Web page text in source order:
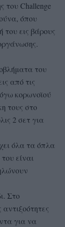
του Challenge
όπου
του εις βάρους
του
από τις
κορωνοϊού
τους στο
2 σετ για
όλα τα όπλα
είναι
Στο
για να